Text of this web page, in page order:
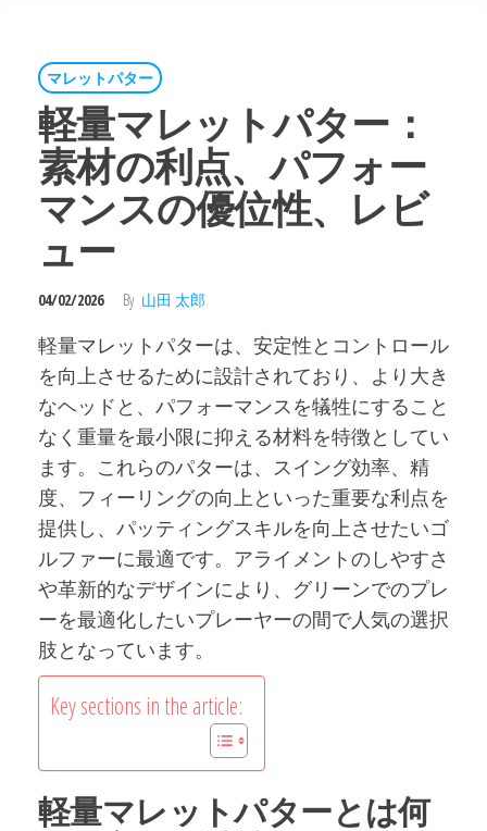
マレットパター
軽量マレットパター：
素材の利点、パフォー
マンスの優位性、レビ
ュー
04/02/2026 By 山田 太郎
軽量マレットパターは、安定性とコントロール
を向上させるために設計されており、より大き
なヘッドと、パフォーマンスを犠牲にすること
なく重量を最小限に抑える材料を特徴としてい
ます。これらのパターは、スイング効率、精
度、フィーリングの向上といった重要な利点を
提供し、パッティングスキルを向上させたいゴ
ルファーに最適です。アライメントのしやすさ
や革新的なデザインにより、グリーンでのプレ
ーを最適化したいプレーヤーの間で人気の選択
肢となっています。
Key sections in the article:
軽量マレットパターとは何